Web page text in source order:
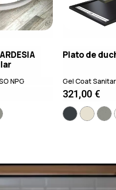
NPG
Plato de
Gel Coat
321,00 €